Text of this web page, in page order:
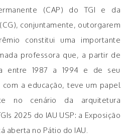
(CAP) do TGI e da
conjuntamente, outorgarem
constitui uma importante
professora que, a partir de
entre 1987 a 1994 e de seu
com a educação, teve um papel
no cenário da arquitetura
2025 do IAU USP: a Exposição
aberta no Pátio do IAU.